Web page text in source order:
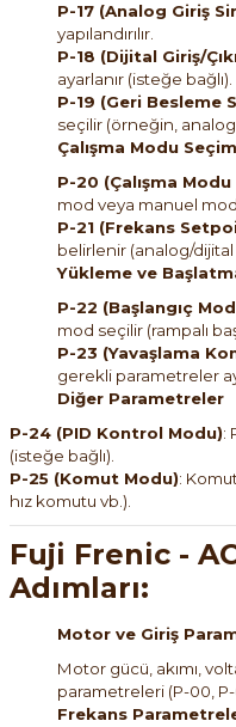
P-17 (Analog Giriş
yapılandırılır.
P-18 (Dijital Giriş/
ayarlanır (isteğe bağlı).
P-19 (Geri Besleme
seçilir (örneğin,
Çalışma Modu
P-20 (Çalışma
mod veya manuel mod
P-21 (Frekans
belirlenir (analog/dijital
Yükleme ve
P-22 (Başlangıç
mod seçilir (rampalı
P-23 (Yavaşlama
gerekli parametreler
Diğer Parametreler
P-24 (PID Kontrol Modu):
(isteğe bağlı).
P-25 (Komut Modu):
hız komutu vb.).
Fuji Frenic -
Adımları:
Motor ve Giriş
Motor gücü, akımı,
parametreleri (P-00, P-
Frekans